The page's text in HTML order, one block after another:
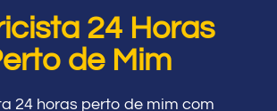
24 Horas
de Mim
24 horas perto de mim com